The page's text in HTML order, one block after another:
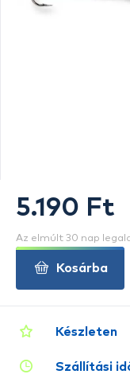
Készleten
Szállítási
5.190 Ft
Az elmúlt 30 nap
Kosárba